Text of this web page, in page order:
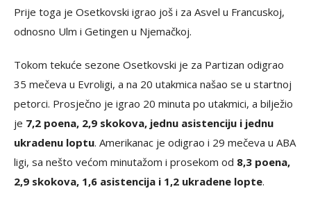
Prije toga je Osetkovski igrao još i za Asvel u Francuskoj,
odnosno Ulm i Getingen u Njemačkoj.
Tokom tekuće sezone Osetkovski je za Partizan odigrao
35 mečeva u Evroligi, a na 20 utakmica našao se u startnoj
petorci. Prosječno je igrao 20 minuta po utakmici, a bilježio
je 7,2 poena, 2,9 skokova, jednu asistenciju i jednu
ukradenu loptu. Amerikanac je odigrao i 29 mečeva u ABA
ligi, sa nešto većom minutažom i prosekom od 8,3 poena,
2,9 skokova, 1,6 asistencija i 1,2 ukradene lopte.